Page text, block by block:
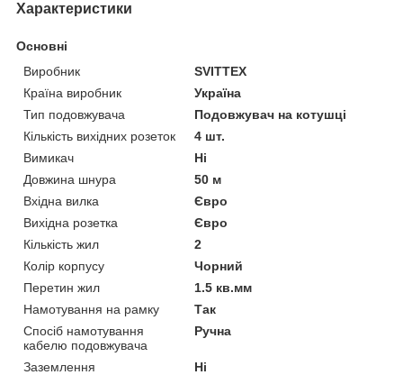
Характеристики
Основні
Виробник
SVITTEX
Країна виробник
Україна
Тип подовжувача
Подовжувач на котушці
Кількість вихідних розеток
4 шт.
Вимикач
Ні
Довжина шнура
50 м
Вхідна вилка
Євро
Вихідна розетка
Євро
Кількість жил
2
Колір корпусу
Чорний
Перетин жил
1.5 кв.мм
Намотування на рамку
Так
Спосіб намотування
кабелю подовжувача
Ручна
Заземлення
Ні